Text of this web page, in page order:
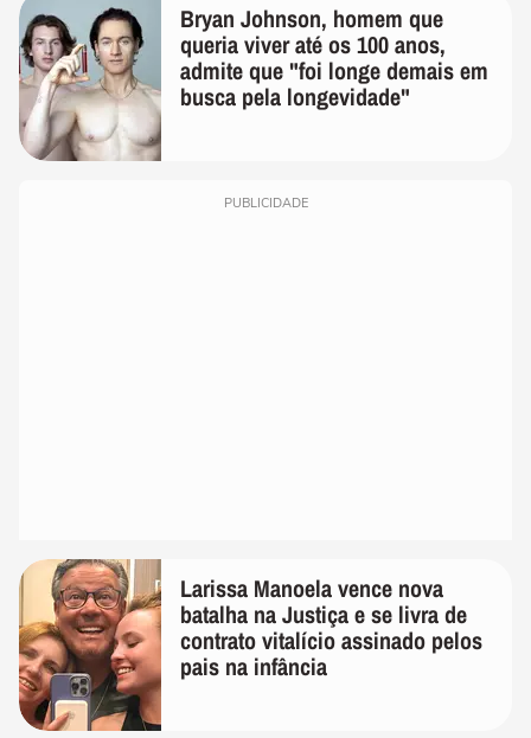
Bryan Johnson, homem que
queria viver até os 100 anos,
admite que "foi longe demais em
busca pela longevidade"
PUBLICIDADE
Larissa Manoela vence nova
batalha na Justiça e se livra de
contrato vitalício assinado pelos
pais na infância